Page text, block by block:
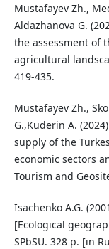
Mustafayev Zh.,
Aldazhanova G.
the assessment of
agricultural
419-435.
Mustafayev Zh.,
G.,Kuderin A.
supply of the
economic sectors
Tourism and
Isachenko A.G.
[Ecological
SPbSU. 328 p. [in